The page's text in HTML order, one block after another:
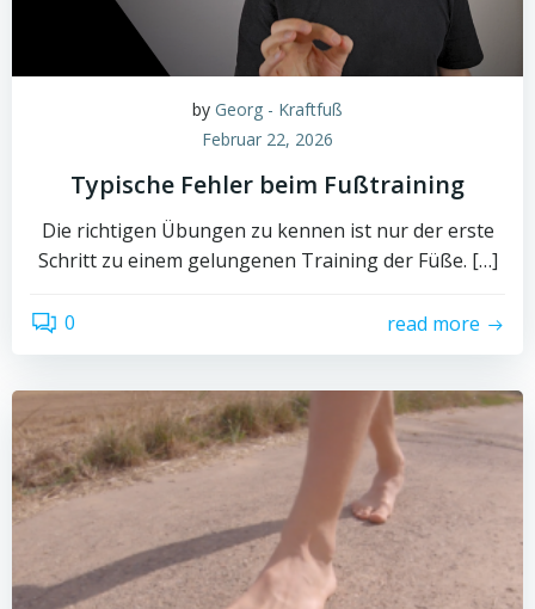
by Georg - Kraftfuß
Februar 22, 2026
Typische Fehler beim Fußtraining
Die richtigen Übungen zu kennen ist nur der erste
Schritt zu einem gelungenen Training der Füße. […]
0 read more